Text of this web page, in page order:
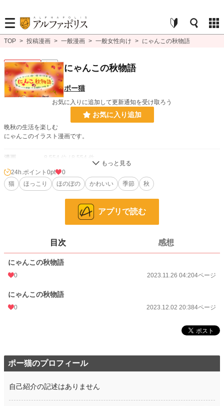
TOP > 投稿漫画 > 一般漫画 > 一般女性向け > にゃんこの秋物語
一般女性向け 完結 にゃんこの秋物語
ポー猫
お気に入りに追加して更新通知を受け取ろう
お気に入り追加
晩秋の生活を楽しむ
にゃんこのイラスト漫画です。
漫画 8,554 位 / 8,554 件
一般女性向け 2,537 位 / 2,537 件
お気に入り 1
2023.12.02 20:38
初回公開日時 2023.11.26 04:20
月間ポイント 126 pt (615 位)
24h.ポイント 0pt
0
猫
ほっこり ほのぼの かわいい 季節 秋
アプリで読む
目次 感想
にゃんこの秋物語
0 2023.11.26 04:204ページ
にゃんこの秋物語
0 2023.12.02 20:384ページ
ポー猫のプロフィール
自己紹介の記述はありません